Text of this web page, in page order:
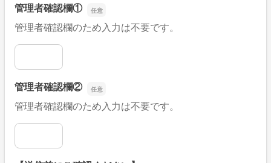
管理者確認欄①
管理者確認欄のため入力は不要です。
管理者確認欄①
管理者確認欄②
管理者確認欄のため入力は不要です。
管理者確認欄②